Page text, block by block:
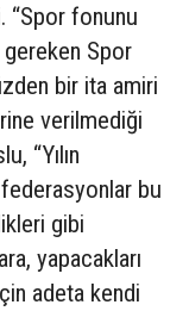
“Spor fonunu
Spor
bir ita amiri
verilmediği
“Yılın
bu
gibi
yapacakları
adeta kendi